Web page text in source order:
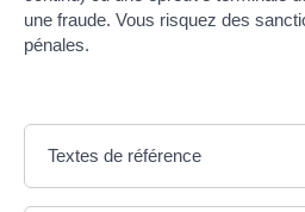
une fraude. Vous risquez des
pénales.
Textes de référence